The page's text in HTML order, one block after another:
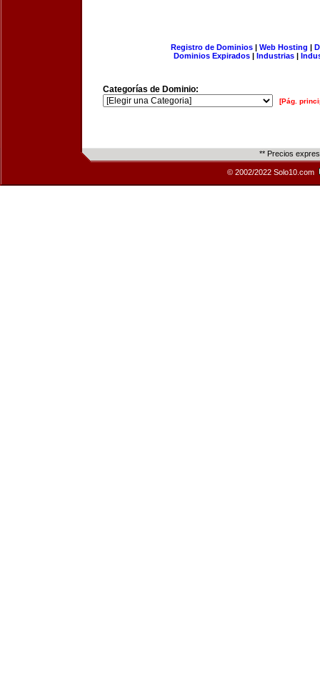
Registro de Dominios| Web Hosting |
Dominios Expirados | Industrias |
Categorías de Dominio:
[Pág.
** Precios
© 2002/2022 Solo10.com